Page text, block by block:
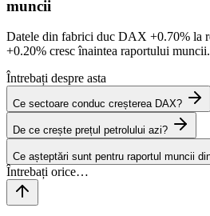
muncii
Datele din fabrici duc DAX +0.70% la
+0.20% cresc înaintea raportului muncii.
Întrebați despre asta
Ce sectoare conduc creșterea DAX?
De ce crește prețul petrolului azi?
Ce așteptări sunt pentru raportul muncii